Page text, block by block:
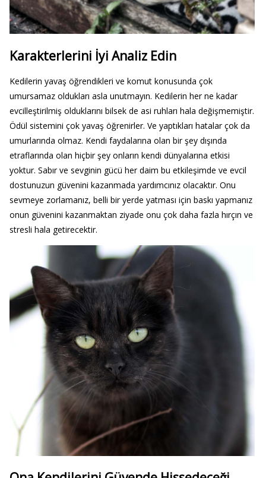
Karakterlerini İyi Analiz Edin
Kedilerin yavaş öğrendikleri ve komut konusunda çok
umursamaz oldukları asla unutmayın. Kedilerin her ne kadar
evcilleştirilmiş olduklarını bilsek de asi ruhları hala değişmemiştir.
Ödül sistemini çok yavaş öğrenirler. Ve yaptıkları hatalar çok da
umurlarında olmaz. Kendi faydalarına olan bir şey dışında
etraflarında olan hiçbir şey onların kendi dünyalarına etkisi
yoktur. Sabır ve sevginin gücü her daim bu etkileşimde ve evcil
dostunuzun güvenini kazanmada yardımcınız olacaktır. Onu
sevmeye zorlamanız, belli bir yerde yatması için baskı yapmanız
onun güvenini kazanmaktan ziyade onu çok daha fazla hırçın ve
stresli hala getirecektir.